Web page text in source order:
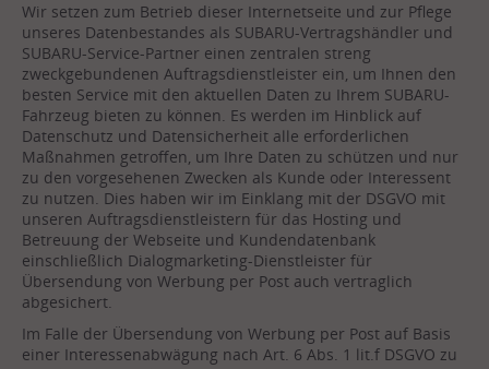
Wir setzen zum Betrieb dieser Internetseite und zur Pflege
unseres Datenbestandes als SUBARU-Vertragshändler und
SUBARU-Service-Partner einen zentralen streng
zweckgebundenen Auftragsdienstleister ein, um Ihnen den
besten Service mit den aktuellen Daten zu Ihrem SUBARU-
Fahrzeug bieten zu können. Es werden im Hinblick auf
Datenschutz und Datensicherheit alle erforderlichen
Maßnahmen getroffen, um Ihre Daten zu schützen und nur
zu den vorgesehenen Zwecken als Kunde oder Interessent
zu nutzen. Dies haben wir im Einklang mit der DSGVO mit
unseren Auftragsdienstleistern für das Hosting und
Betreuung der Webseite und Kundendatenbank
einschließlich Dialogmarketing-Dienstleister für
Übersendung von Werbung per Post auch vertraglich
abgesichert.
Im Falle der Übersendung von Werbung per Post auf Basis
einer Interessenabwägung nach Art. 6 Abs. 1 lit.f DSGVO zu